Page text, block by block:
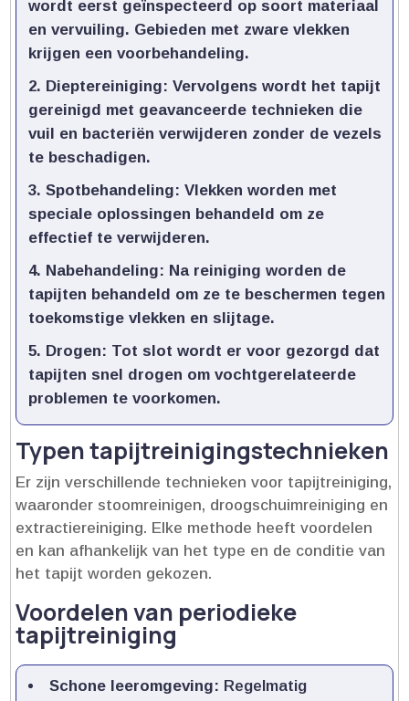
wordt eerst geïnspecteerd op soort materiaal
en vervuiling.​ Gebieden met zware vlekken
krijgen een voorbehandeling.​
Dieptereiniging: Vervolgens wordt het tapijt
gereinigd met geavanceerde technieken die
vuil en bacteriën verwijderen zonder de vezels
te beschadigen.​
Spotbehandeling: Vlekken worden met
speciale oplossingen behandeld om ze
effectief te verwijderen.​
Nabehandeling: Na reiniging worden de
tapijten behandeld om ze te beschermen tegen
toekomstige vlekken en slijtage.​
Drogen: Tot slot wordt er voor gezorgd dat
tapijten snel drogen om vochtgerelateerde
problemen te voorkomen.​
Typen tapijtreinigingstechnieken
Er zijn verschillende technieken voor tapijtreiniging,
waaronder stoomreinigen, droogschuimreiniging en
extractiereiniging.​ Elke methode heeft voordelen
en kan afhankelijk van het type en de conditie van
het tapijt worden gekozen.​
Voordelen van periodieke
tapijtreiniging
Schone leeromgeving: Regelmatig